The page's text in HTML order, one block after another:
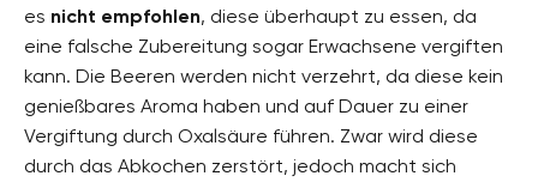
es nicht empfohlen, diese überhaupt zu essen, da
eine falsche Zubereitung sogar Erwachsene vergiften
kann. Die Beeren werden nicht verzehrt, da diese kein
genießbares Aroma haben und auf Dauer zu einer
Vergiftung durch Oxalsäure führen. Zwar wird diese
durch das Abkochen zerstört, jedoch macht sich